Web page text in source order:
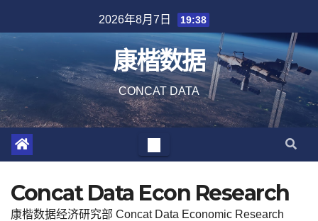
to
content
2026年8月7日 19:38
康楷数据
CONCAT DATA
Concat Data Econ Research
康楷数据经济研究部 Concat Data Economic Research